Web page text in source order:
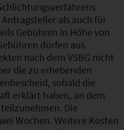
als auch für
Gebühren in Höhe von
dürfen aus
nach dem VSBG nicht
die zu erhebenden
sobald die
erklärt haben, an dem
Die
Wochen. Weitere Kosten